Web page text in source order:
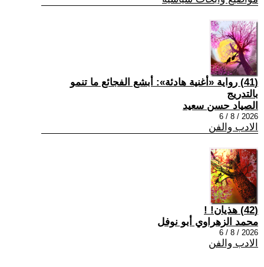
(41) رواية «أغنية هادئة»: أبشع الفجائع ما تنمو
بالتدريج
الصياد حسن سعيد
2026 / 8 / 6
الادب والفن
(42) هذيان! !
محمد الزهراوي أبو نوفل
2026 / 8 / 6
الادب والفن